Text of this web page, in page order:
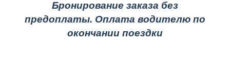
Бронирование заказа без
предоплаты. Оплата водителю по
окончании поездки